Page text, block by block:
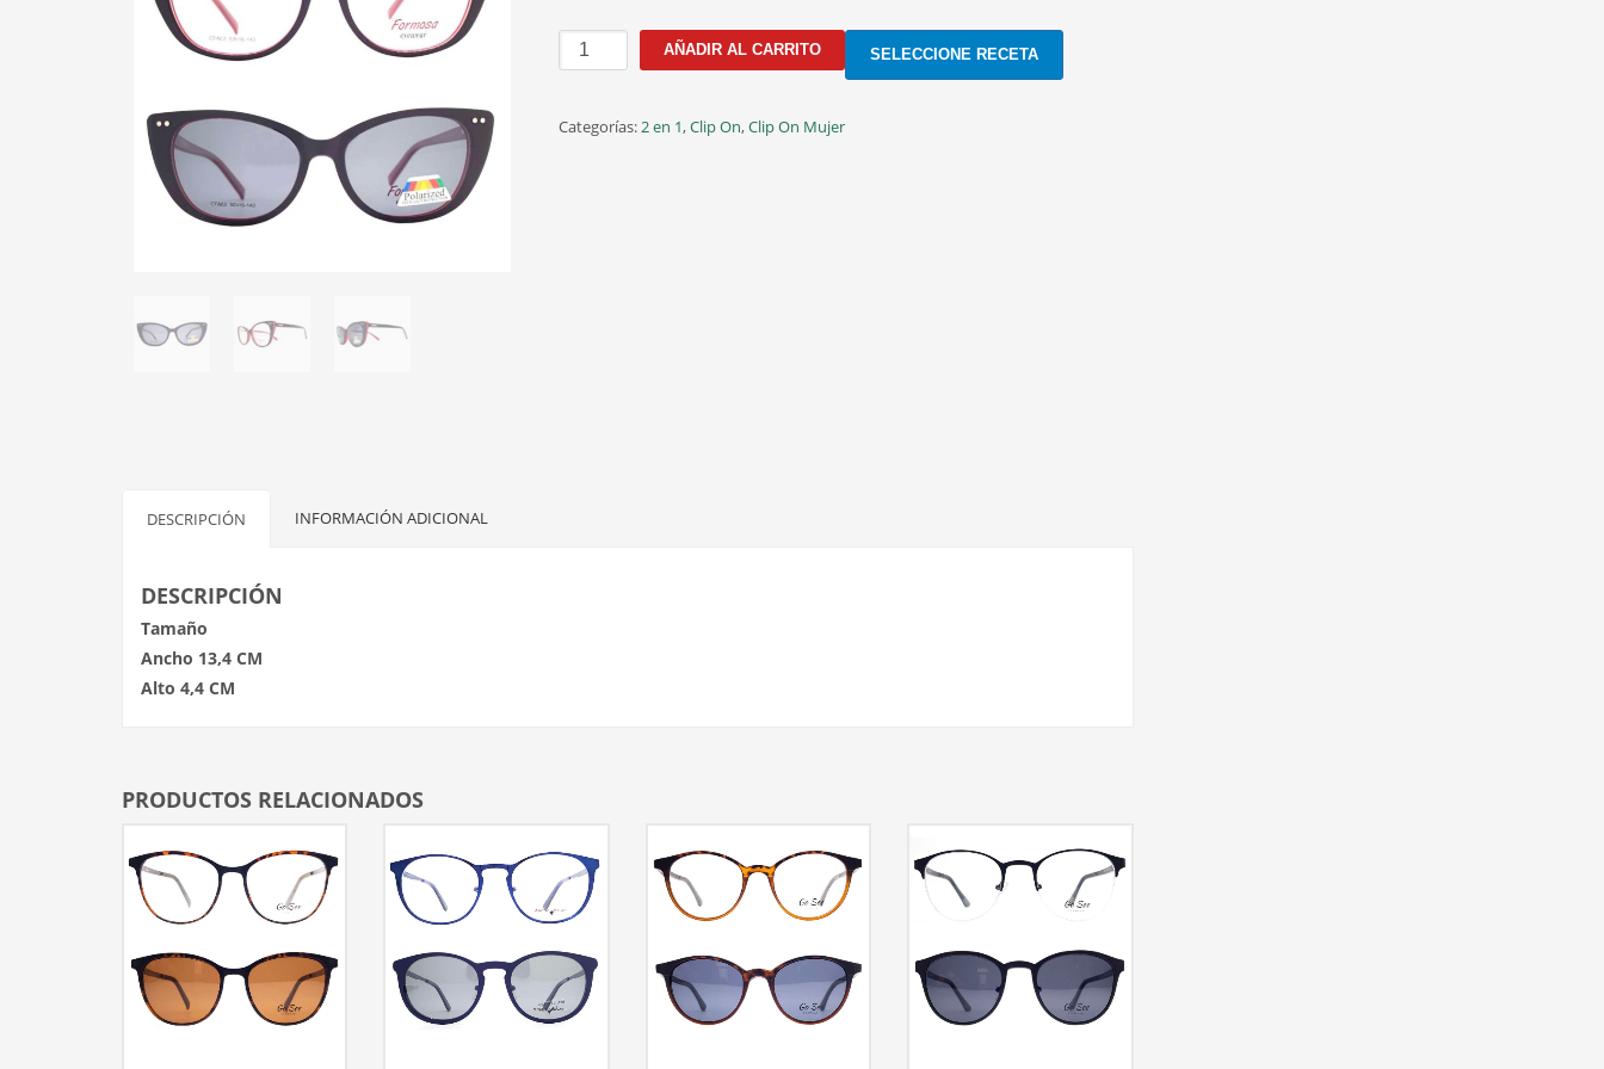
CFA03
C.3
CLIP
AÑADIR AL CARRITO SELECCIONE RECETA
Categorías:2 en 1,Clip On,Clip On Mujer
DESCRIPCIÓN INFORMACIÓN ADICIONAL
DESCRIPCIÓN
Tamaño
Ancho 13,4 CM
Alto 4,4 CM
PRODUCTOS RELACIONADOS